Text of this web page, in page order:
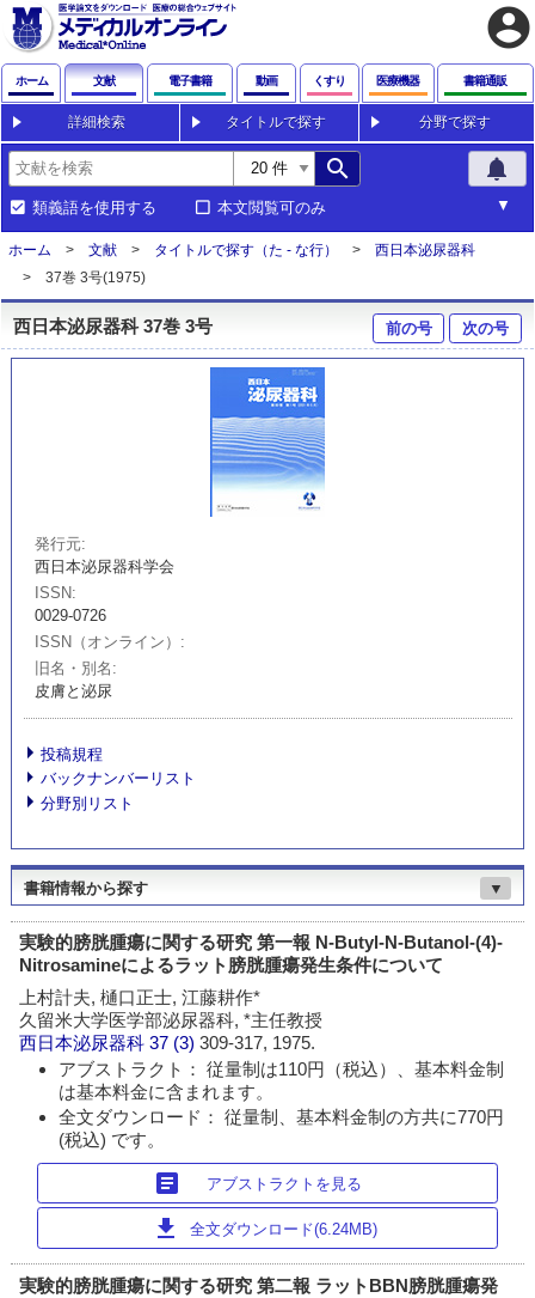
account_circle
ホーム 文献 電子書籍 動画 くすり 医療機器 書籍通販
詳細検索 タイトルで探す 分野で探す
search notifications
類義語を使用する 本文閲覧可のみ
ホーム 文献 タイトルで探す（た - な行）
西日本泌尿器科
37巻 3号(1975)
西日本泌尿器科 37巻 3号 前の号 次の号
発行元
西日本泌尿器科学会
ISSN
0029-0726
ISSN（オンライン）
旧名・別名
皮膚と泌尿
投稿規程
バックナンバーリスト
分野別リスト
書籍情報から探す ▼
実験的膀胱腫瘍に関する研究 第一報 N-Butyl-N-Butanol-(4)-
Nitrosamineによるラット膀胱腫瘍発生条件について
上村計夫, 樋口正士, 江藤耕作*
久留米大学医学部泌尿器科, *主任教授
西日本泌尿器科 37 (3)309-317, 1975.
アブストラクト： 従量制は110円（税込）、基本料金制
は基本料金に含まれます。
全文ダウンロード： 従量制、基本料金制の方共に770円
(税込) です。
article アブストラクトを見る
download 全文ダウンロード(6.24MB)
実験的膀胱腫瘍に関する研究 第二報 ラットBBN膀胱腫瘍発